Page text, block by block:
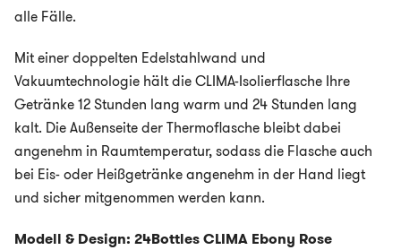
alle Fälle.
Mit einer doppelten Edelstahlwand und
Vakuumtechnologie hält die CLIMA-Isolierflasche Ihre
Getränke 12 Stunden lang warm und 24 Stunden lang
kalt. Die Außenseite der Thermoflasche bleibt dabei
angenehm in Raumtemperatur, sodass die Flasche auch
bei Eis- oder Heißgetränke angenehm in der Hand liegt
und sicher mitgenommen werden kann.
Modell & Design: 24Bottles CLIMA Ebony Rose